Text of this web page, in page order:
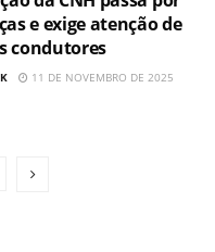
e exige atenção de
condutores
11 DE NOVEMBRO DE 2025